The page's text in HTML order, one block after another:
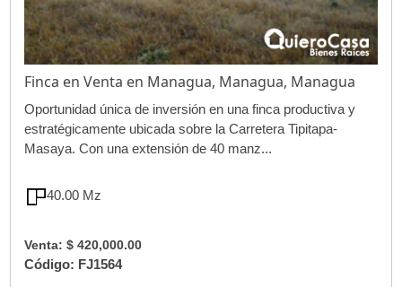
Finca en Venta en Managua, Managua, Managua
Oportunidad única de inversión en una finca productiva y
estratégicamente ubicada sobre la Carretera Tipitapa-
Masaya. Con una extensión de 40 manz...
40.00 Mz
Venta: $ 420,000.00
Código: FJ1564